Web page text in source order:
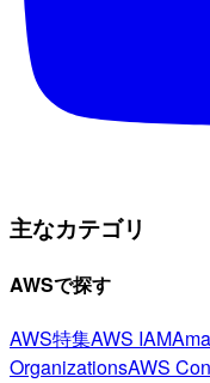
主なカテゴリ
AWSで探す
AWS特集AWS IAM
OrganizationsAWS